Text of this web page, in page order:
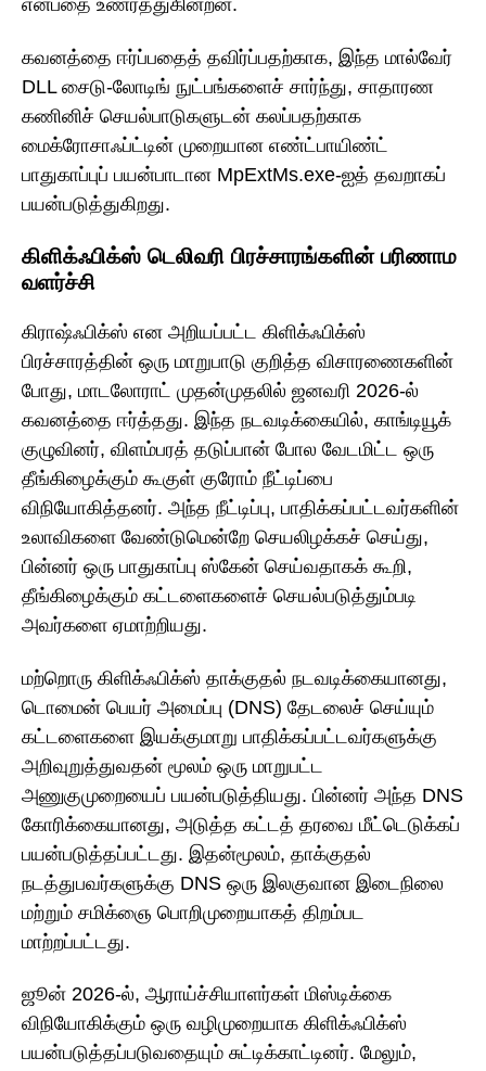
என்பதை உணர்த்துகின்றன.
கவனத்தை ஈர்ப்பதைத் தவிர்ப்பதற்காக, இந்த மால்வேர்
DLL சைடு-லோடிங் நுட்பங்களைச் சார்ந்து, சாதாரண
கணினிச் செயல்பாடுகளுடன் கலப்பதற்காக
மைக்ரோசாஃப்ட்டின் முறையான எண்ட்பாயிண்ட்
பாதுகாப்புப் பயன்பாடான MpExtMs.exe-ஐத் தவறாகப்
பயன்படுத்துகிறது.
கிளிக்ஃபிக்ஸ் டெலிவரி பிரச்சாரங்களின் பரிணாம
வளர்ச்சி
கிராஷ்ஃபிக்ஸ் என அறியப்பட்ட கிளிக்ஃபிக்ஸ்
பிரச்சாரத்தின் ஒரு மாறுபாடு குறித்த விசாரணைகளின்
போது, மாடலோராட் முதன்முதலில் ஜனவரி 2026-ல்
கவனத்தை ஈர்த்தது. இந்த நடவடிக்கையில், காங்டியூக்
குழுவினர், விளம்பரத் தடுப்பான் போல வேடமிட்ட ஒரு
தீங்கிழைக்கும் கூகுள் குரோம் நீட்டிப்பை
விநியோகித்தனர். அந்த நீட்டிப்பு, பாதிக்கப்பட்டவர்களின்
உலாவிகளை வேண்டுமென்றே செயலிழக்கச் செய்து,
பின்னர் ஒரு பாதுகாப்பு ஸ்கேன் செய்வதாகக் கூறி,
தீங்கிழைக்கும் கட்டளைகளைச் செயல்படுத்தும்படி
அவர்களை ஏமாற்றியது.
மற்றொரு கிளிக்ஃபிக்ஸ் தாக்குதல் நடவடிக்கையானது,
டொமைன் பெயர் அமைப்பு (DNS) தேடலைச் செய்யும்
கட்டளைகளை இயக்குமாறு பாதிக்கப்பட்டவர்களுக்கு
அறிவுறுத்துவதன் மூலம் ஒரு மாறுபட்ட
அணுகுமுறையைப் பயன்படுத்தியது. பின்னர் அந்த DNS
கோரிக்கையானது, அடுத்த கட்டத் தரவை மீட்டெடுக்கப்
பயன்படுத்தப்பட்டது. இதன்மூலம், தாக்குதல்
நடத்துபவர்களுக்கு DNS ஒரு இலகுவான இடைநிலை
மற்றும் சமிக்ஞை பொறிமுறையாகத் திறம்பட
மாற்றப்பட்டது.
ஜூன் 2026-ல், ஆராய்ச்சியாளர்கள் மிஸ்டிக்கை
விநியோகிக்கும் ஒரு வழிமுறையாக கிளிக்ஃபிக்ஸ்
பயன்படுத்தப்படுவதையும் சுட்டிக்காட்டினர். மேலும்,